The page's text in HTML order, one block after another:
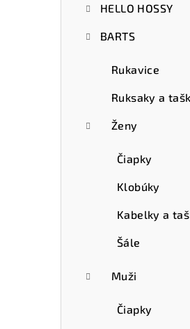
HELLO HOSSY
BARTS
Rukavice
Ruksaky a
Ženy
Čiapky
Klobúky
Kabelky a
Šále
Muži
Čiapky